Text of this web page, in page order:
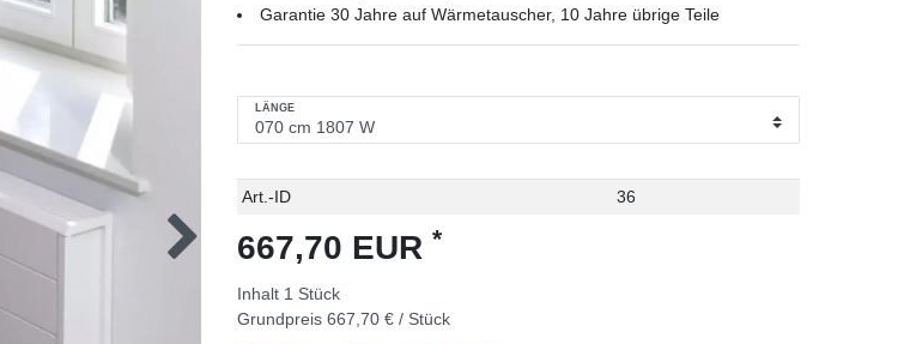
Garantie 30 Jahre auf Wärmetauscher, 10 Jahre übrige Teile
LÄNGE
Technisches
Wert
Art.-ID 36
667,70 EUR *
Inhalt 1 Stück
Grundpreis 667,70 € / Stück